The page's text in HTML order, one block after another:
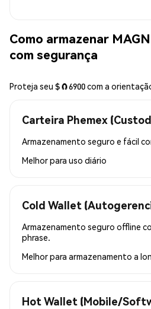
Como armazenar
com segurança
Proteja seu $🧲6900 com a
Carteira Phemex
Armazenamento seguro e fácil
Melhor para uso diário
Cold Wallet
Armazenamento seguro offline
phrase.
Melhor para armazenamento a
Hot Wallet (Mobile/